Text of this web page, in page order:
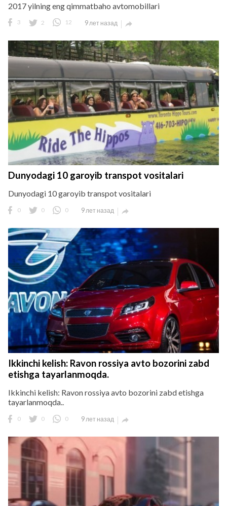
2017 yilning eng qimmatbaho avtomobillari
3 2 12 9 лет назад 
Dunyodagi 10 garoyib transpot vositalari
Dunyodagi 10 garoyib transpot vositalari
0 0 0 9 лет назад 
Ikkinchi kelish: Ravon rossiya avto bozorini zabd
etishga tayarlanmoqda.
Ikkinchi kelish: Ravon rossiya avto bozorini zabd etishga
tayarlanmoqda..
0 0 0 9 лет назад 